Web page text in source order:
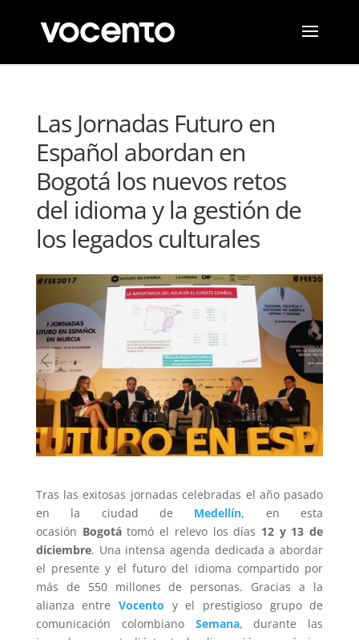
Las Jornadas Futuro en
Español abordan en
Bogotá los nuevos retos
del idioma y la gestión de
los legados culturales
Tras las exitosas jornadas celebradas el año pasado
en la ciudad de Medellín, en esta
ocasión Bogotátomó el relevo los días 12 y 13 de
diciembre. Una intensa agenda dedicada a abordar
el presente y el futuro del idioma compartido por
más de 550 millones de personas. Gracias a la
alianza entreVocento y el prestigioso grupo de
comunicación colombiano Semana, durante las